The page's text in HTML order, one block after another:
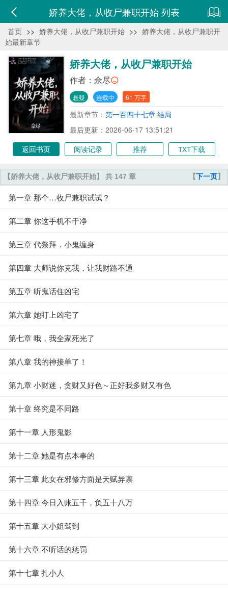
娇养大佬，从收尸兼职开始 列表
首页 >> 娇养大佬，从收尸兼职开始 >> 娇养大佬，从收尸兼职开
始最新章节
娇养大佬，从收尸兼职开始
作者： 佘尽
悬疑 连载中 61 万字
最新章节： 第一百四十七章 结局
最后更新：2026-06-17 13:51:21
返回书页
阅读记录 推荐 TXT下载
【下一页】
【娇养大佬，从收尸兼职开始】 共 147 章
第一章 那个…收尸兼职试试？
第二章 你这手机不干净
第三章 代祭拜．小鬼缠身
第四章 大师说你克我，让我财路不通
第五章 听鬼话住凶宅
第六章 她盯上凶宅了
第七章 哦，我全家死光了
第八章 我的神接单了！
第九章 小财迷，贪财又好色～正好我多财又有色
第十章 终究是不同路
第十一章 人形鬼影
第十二章 她是有点本事的
第十三章 此女在邪修方面是天赋异禀
第十四章 今日入账五千，负五十八万
第十五章 大小姐驾到
第十六章 不听话的惩罚
第十七章 扎小人